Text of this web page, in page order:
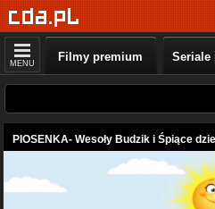
MENU Filmy premium Seriale
PIOSENKA- Wesoły Budzik i Śpiące